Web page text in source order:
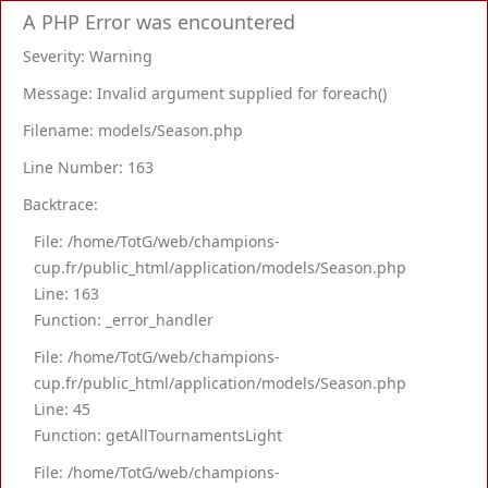
A PHP Error was encountered
Severity: Warning
Message: Invalid argument supplied for foreach()
Filename: models/Season.php
Line Number: 163
Backtrace:
File: /home/TotG/web/champions-
cup.fr/public_html/application/models/Season.php
Line: 163
Function: _error_handler
File: /home/TotG/web/champions-
cup.fr/public_html/application/models/Season.php
Line: 45
Function: getAllTournamentsLight
File: /home/TotG/web/champions-